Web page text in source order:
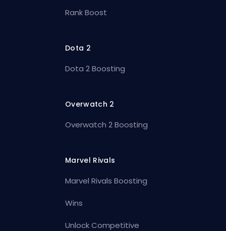
Rank Boost
Dota 2
Dota 2 Boosting
Overwatch 2
Overwatch 2 Boosting
Marvel Rivals
Marvel Rivals Boosting
Wins
Unlock Competitive